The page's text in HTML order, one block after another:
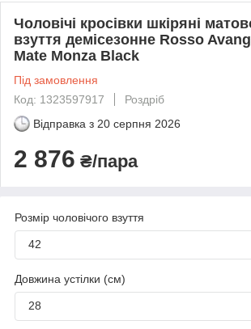
Чоловічі кросівки шкіряні
взуття демісезонне Rosso
Mate Monza Black
Під замовлення
Код: 1323597917
Роздріб
Відправка з 20 серпня 2026
2 876 ₴/пара
Розмір чоловічого взуття
42
Довжина устілки (см)
28